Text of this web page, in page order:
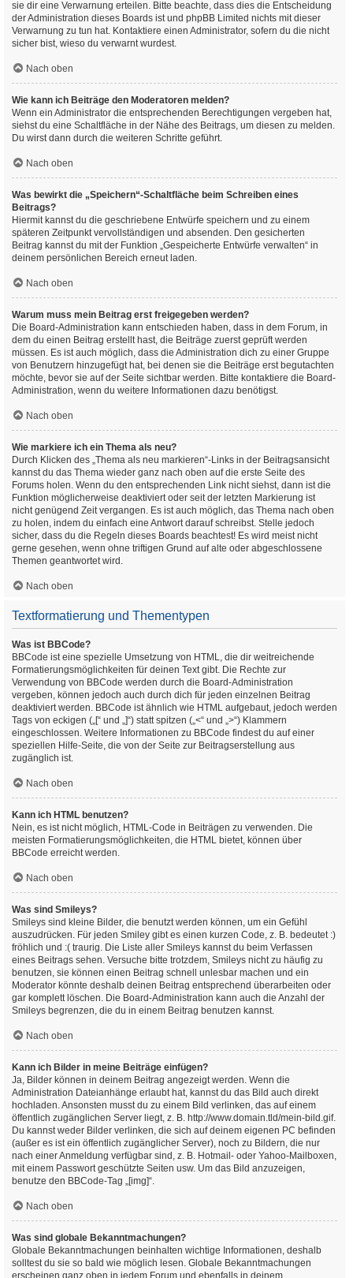
sie dir eine Verwarnung erteilen. Bitte beachte, dass dies die Entscheidung
der Administration dieses Boards ist und phpBB Limited nichts mit dieser
Verwarnung zu tun hat. Kontaktiere einen Administrator, sofern du die nicht
sicher bist, wieso du verwarnt wurdest.
Nach oben
Wie kann ich Beiträge den Moderatoren melden?
Wenn ein Administrator die entsprechenden Berechtigungen vergeben hat,
siehst du eine Schaltfläche in der Nähe des Beitrags, um diesen zu melden.
Du wirst dann durch die weiteren Schritte geführt.
Nach oben
Was bewirkt die „Speichern“-Schaltfläche beim Schreiben eines
Beitrags?
Hiermit kannst du die geschriebene Entwürfe speichern und zu einem
späteren Zeitpunkt vervollständigen und absenden. Den gesicherten
Beitrag kannst du mit der Funktion „Gespeicherte Entwürfe verwalten“ in
deinem persönlichen Bereich erneut laden.
Nach oben
Warum muss mein Beitrag erst freigegeben werden?
Die Board-Administration kann entschieden haben, dass in dem Forum, in
dem du einen Beitrag erstellt hast, die Beiträge zuerst geprüft werden
müssen. Es ist auch möglich, dass die Administration dich zu einer Gruppe
von Benutzern hinzugefügt hat, bei denen sie die Beiträge erst begutachten
möchte, bevor sie auf der Seite sichtbar werden. Bitte kontaktiere die Board-
Administration, wenn du weitere Informationen dazu benötigst.
Nach oben
Wie markiere ich ein Thema als neu?
Durch Klicken des „Thema als neu markieren“-Links in der Beitragsansicht
kannst du das Thema wieder ganz nach oben auf die erste Seite des
Forums holen. Wenn du den entsprechenden Link nicht siehst, dann ist die
Funktion möglicherweise deaktiviert oder seit der letzten Markierung ist
nicht genügend Zeit vergangen. Es ist auch möglich, das Thema nach oben
zu holen, indem du einfach eine Antwort darauf schreibst. Stelle jedoch
sicher, dass du die Regeln dieses Boards beachtest! Es wird meist nicht
gerne gesehen, wenn ohne triftigen Grund auf alte oder abgeschlossene
Themen geantwortet wird.
Nach oben
Textformatierung und Thementypen
Was ist BBCode?
BBCode ist eine spezielle Umsetzung von HTML, die dir weitreichende
Formatierungsmöglichkeiten für deinen Text gibt. Die Rechte zur
Verwendung von BBCode werden durch die Board-Administration
vergeben, können jedoch auch durch dich für jeden einzelnen Beitrag
deaktiviert werden. BBCode ist ähnlich wie HTML aufgebaut, jedoch werden
Tags von eckigen („[“ und „]“) statt spitzen („<“ und „>“) Klammern
eingeschlossen. Weitere Informationen zu BBCode findest du auf einer
speziellen Hilfe-Seite, die von der Seite zur Beitragserstellung aus
zugänglich ist.
Nach oben
Kann ich HTML benutzen?
Nein, es ist nicht möglich, HTML-Code in Beiträgen zu verwenden. Die
meisten Formatierungsmöglichkeiten, die HTML bietet, können über
BBCode erreicht werden.
Nach oben
Was sind Smileys?
Smileys sind kleine Bilder, die benutzt werden können, um ein Gefühl
auszudrücken. Für jeden Smiley gibt es einen kurzen Code, z. B. bedeutet :)
fröhlich und :( traurig. Die Liste aller Smileys kannst du beim Verfassen
eines Beitrags sehen. Versuche bitte trotzdem, Smileys nicht zu häufig zu
benutzen, sie können einen Beitrag schnell unlesbar machen und ein
Moderator könnte deshalb deinen Beitrag entsprechend überarbeiten oder
gar komplett löschen. Die Board-Administration kann auch die Anzahl der
Smileys begrenzen, die du in einem Beitrag benutzen kannst.
Nach oben
Kann ich Bilder in meine Beiträge einfügen?
Ja, Bilder können in deinem Beitrag angezeigt werden. Wenn die
Administration Dateianhänge erlaubt hat, kannst du das Bild auch direkt
hochladen. Ansonsten musst du zu einem Bild verlinken, das auf einem
öffentlich zugänglichen Server liegt, z. B. http://www.domain.tld/mein-bild.gif.
Du kannst weder Bilder verlinken, die sich auf deinem eigenen PC befinden
(außer es ist ein öffentlich zugänglicher Server), noch zu Bildern, die nur
nach einer Anmeldung verfügbar sind, z. B. Hotmail- oder Yahoo-Mailboxen,
mit einem Passwort geschützte Seiten usw. Um das Bild anzuzeigen,
benutze den BBCode-Tag „[img]“.
Nach oben
Was sind globale Bekanntmachungen?
Globale Bekanntmachungen beinhalten wichtige Informationen, deshalb
solltest du sie so bald wie möglich lesen. Globale Bekanntmachungen
erscheinen ganz oben in jedem Forum und ebenfalls in deinem